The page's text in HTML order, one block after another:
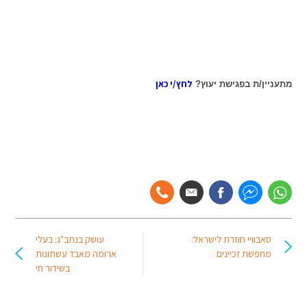
מתעניין/ת בפגישת יעוץ? לחץ/י כאן
סאבוויי חוזרת לישראל:
מחפשת זכיינים
עושק בנתב"ג: בעלי
ארומה מאבד עשתונות
בשידור חי